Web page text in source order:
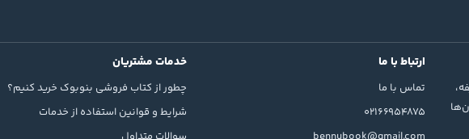
ارتباط با ما
تماس با ما
02166954875
خدمات مشتریان
چطور از کتاب فروشی بنوبوک خرید کنیم؟
شرایط و قوانین استفاده از خدمات